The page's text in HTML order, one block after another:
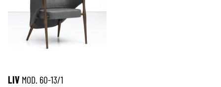
LIV MOD. 60-13/1